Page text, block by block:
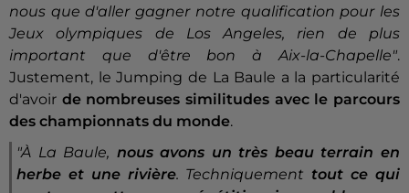
nous que d'aller gagner notre qualification pour les
Jeux olympiques de Los Angeles, rien de plus
important que d'être bon à Aix-la-Chapelle".
Justement, le Jumping de La Baule a la particularité
d'avoir de nombreuses similitudes avec le parcours
des championnats du monde.
"À La Baule, nous avons un très beau terrain en
herbe et une rivière. Techniquement tout ce qui